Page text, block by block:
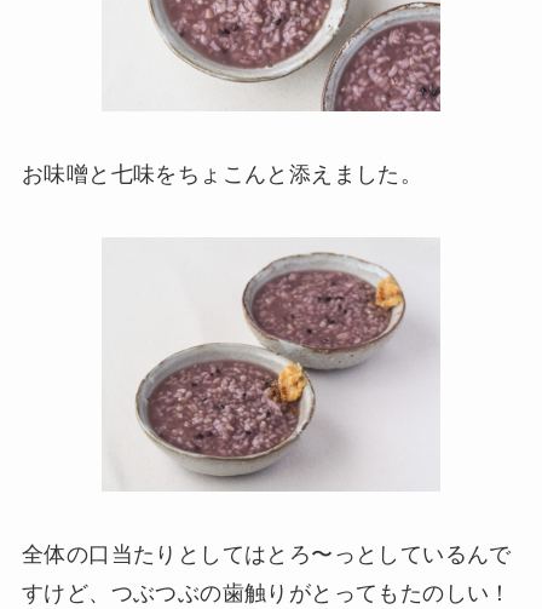
お味噌と七味をちょこんと添えました。
全体の口当たりとしてはとろ〜っとしているんで
すけど、つぶつぶの歯触りがとってもたのしい！